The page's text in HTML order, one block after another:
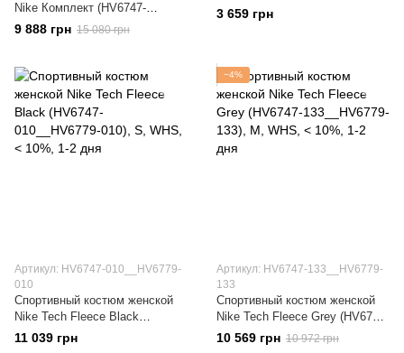
Nike Комплект (HV6747-
010&HV6779-010)
9 888 грн 15 080 грн
3 659 грн
Артикул: HV6747-010__HV6779-
010
Спортивный костюм женской
Nike Tech Fleece Black
(HV6747-010__HV6779-010)
11 039 грн
−4%
Артикул: HV6747-133__HV6779-
133
Спортивный костюм женской
Nike Tech Fleece Grey (HV6747-
133__HV6779-133)
10 569 грн 10 972 грн